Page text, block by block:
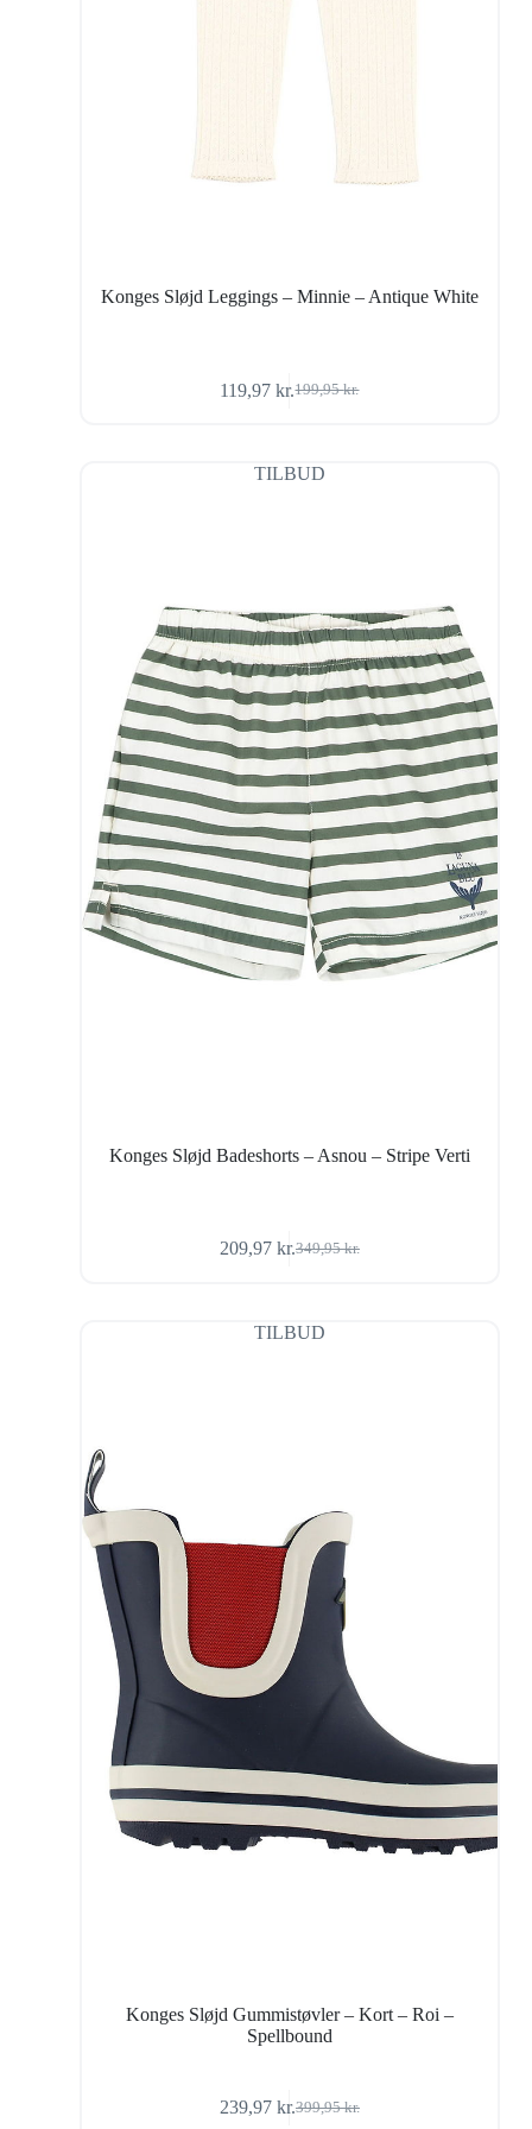
Konges Sløjd Leggings – Minnie – Antique White
199,95kr.
Den
var:
199,95 kr..
119,97kr.Den
er:
119,97 kr..
TILBUD
Konges Sløjd Badeshorts – Asnou – Stripe Verti
349,95kr.
Den
var:
349,95 kr..
209,97 kr.Den
er:
209,97 kr..
TILBUD
Konges Sløjd Gummistøvler – Kort – Roi –
Spellbound
399,95kr.
Den
239,97 kr.Den